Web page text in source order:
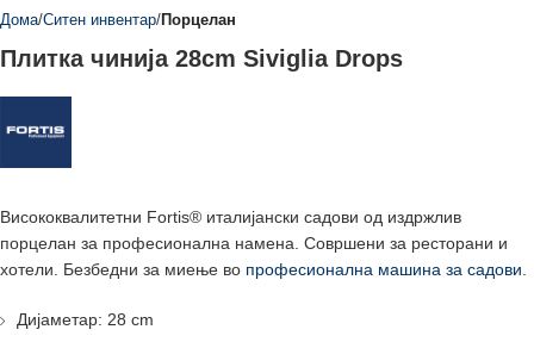
Дома Ситен инвентар Порцелан
Плитка чинија 28cm Siviglia Drops
Висококвалитетни Fortis® италијански садови од издржлив
порцелан за професионална намена. Совршени за ресторани и
хотели. Безбедни за миење во професионална машина за садови
Дијаметар: 28 cm